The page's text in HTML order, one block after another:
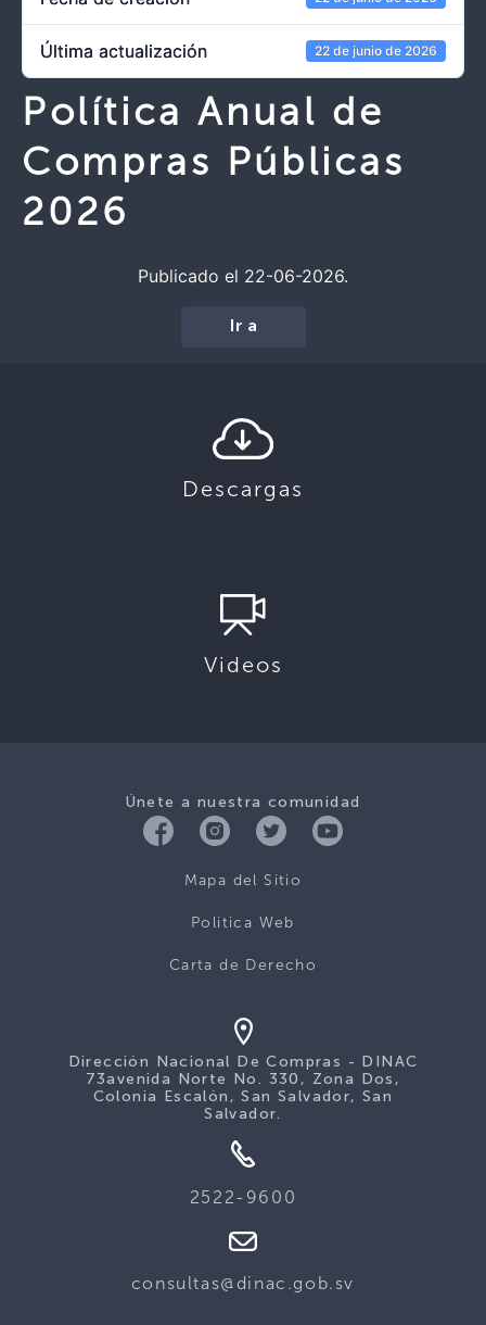
Última actualización 22 de junio de 2026
Política Anual de
Compras Públicas
2026
Publicado el 22-06-2026.
Ir a
Descargas
Videos
Únete a nuestra comunidad
Mapa del Sitio
Politica Web
Carta de Derecho
Dirección Nacional De Compras - DINAC
73avenida Norte No. 330, Zona Dos,
Colonia Escalón, San Salvador, San
Salvador.
2522-9600
consultas@dinac.gob.sv